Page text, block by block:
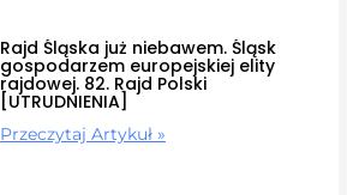
Rajd Śląska już niebawem. Śląsk
gospodarzem europejskiej elity
rajdowej. 82. Rajd Polski
[UTRUDNIENIA]
Przeczytaj Artykuł »